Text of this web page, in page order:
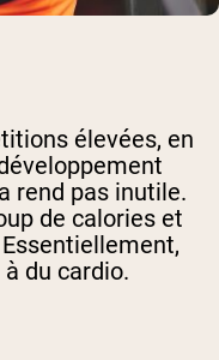
élevées, en
rend pas inutile.
de calories et
du cardio.